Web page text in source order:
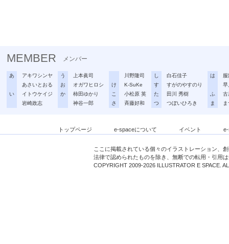
MEMBER メンバー
あ
アキワシンヤ
あさいとおる
い
イトウケイジ
岩崎政志
う
上本眞司
お
オガワヒロシ
か
柿田ゆかり
神谷一郎
川野隆司
け
K-SuKe
こ
小松原 英
さ
斉藤好和
し
白石佳子
す
すがのやすのり
た
田川 秀樹
つ
つぼいひろき
は
早
ふ
古
ま
トップページ e-spaceについて イベント
ここに掲載されている個々のイラストレーション、
法律で認められたものを除き、無断での転用・引用
COPYRIGHT 2009-2026 ILLUSTRATOR E SPACE.